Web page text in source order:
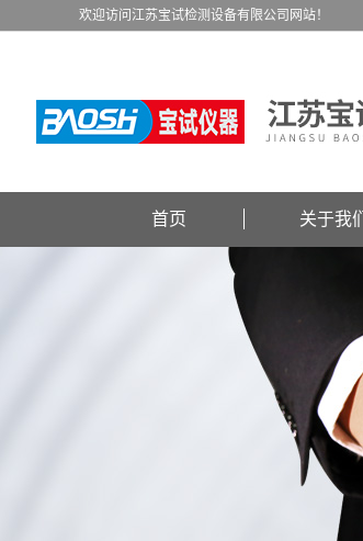
欢迎访问江苏宝试检测设备有限公司网站！
首页 关于我们